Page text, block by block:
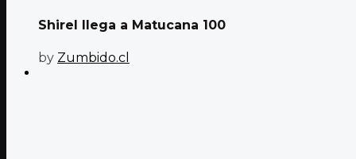
Shirel llega a Matucana 100
by Zumbido.cl